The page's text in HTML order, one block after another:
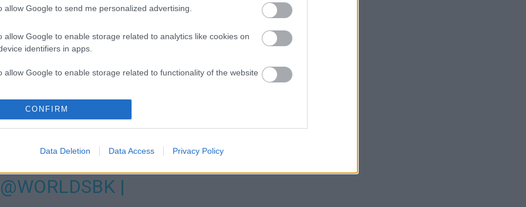
allow Google to send me personalized advertising.
allow Google to enable storage related to analytics like cookies on
identifiers in apps.
allow Google to enable storage related to functionality of the website
allow Google to enable storage related to personalization.
functionality and fraud prevention, and other user protection.
CONFIRM
Data Deletion Data Access Privacy Policy
már visszatámadni, végül harmadik lettem. Ez
a motorokkal és lehetőségekkel. Bár normál
hétvégén Mostban folytatja. A fiatal versenyző a
végzett. Csehországban az első világbajoki pontjaiért
TOO! 🙌🏼
@WORLDSBK|